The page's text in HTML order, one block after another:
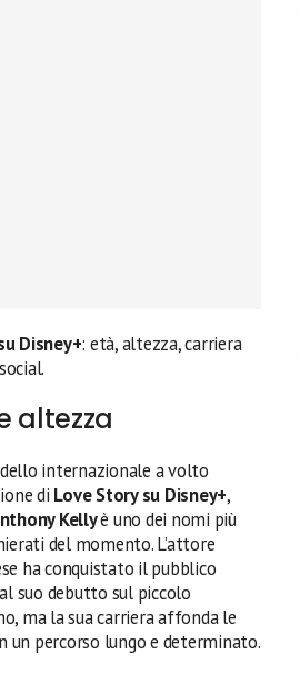
Disney+: età, altezza, carriera
altezza
internazionale a volto
di Love Story su Disney+,
Kellyè uno dei nomi più
del momento. L’attore
ha conquistato il pubblico
suo debutto sul piccolo
ma la sua carriera affonda le
un percorso lungo e determinato.